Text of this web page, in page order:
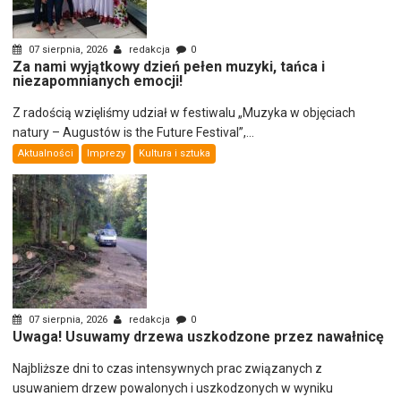
07 sierpnia, 2026 redakcja 0
Za nami wyjątkowy dzień pełen muzyki, tańca i
niezapomnianych emocji!
Z radością wzięliśmy udział w festiwalu „Muzyka w objęciach
natury – Augustów is the Future Festival”,...
Aktualności Imprezy Kultura i sztuka
07 sierpnia, 2026 redakcja 0
Uwaga! Usuwamy drzewa uszkodzone przez nawałnicę
Najbliższe dni to czas intensywnych prac związanych z
usuwaniem drzew powalonych i uszkodzonych w wyniku